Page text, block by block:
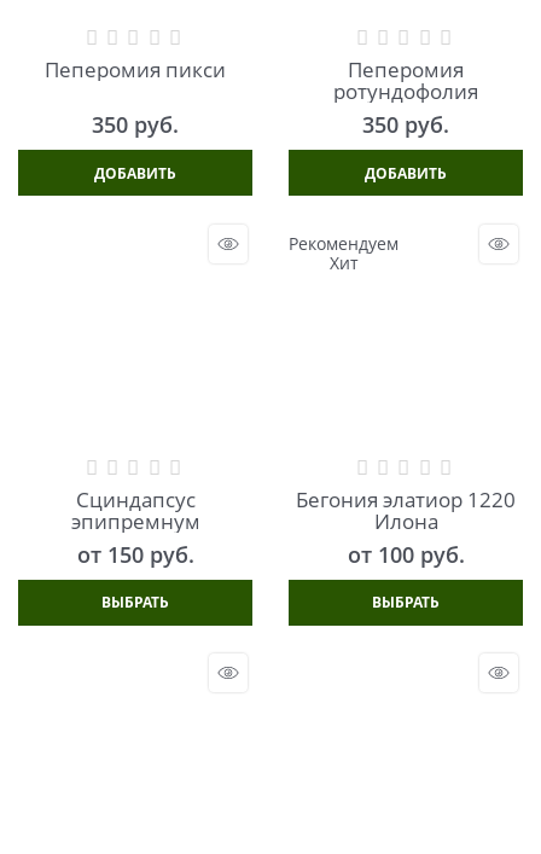
Пеперомия пикси
350 руб.
ДОБАВИТЬ
Пеперомия
ротундофолия
350 руб.
ДОБАВИТЬ
Сциндапсус
эпипремнум
от 150 руб.
ВЫБРАТЬ
Рекомендуем
Хит
Бегония элатиор 1220
Илона
от 100 руб.
ВЫБРАТЬ